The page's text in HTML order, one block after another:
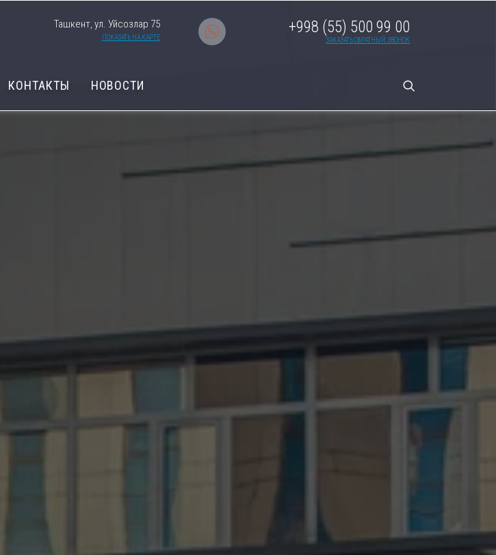
Ташкент, ул. Уйсозлар 75
ПОКАЗАТЬ НА КАРТЕ
+998 (55) 500 99 00
ЗАКАЗАТЬ ОБРАТНЫЙ ЗВОНОК
КОНТАКТЫ НОВОСТИ